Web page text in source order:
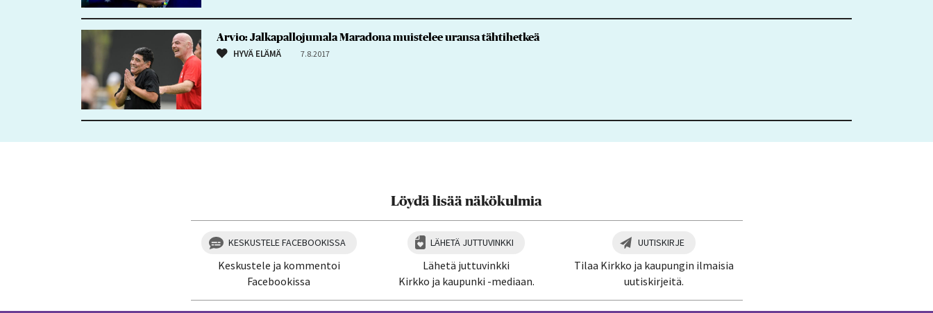
Arvio: Jalkapallojumala Maradona muistelee uransa tähtihetkeä
HYVÄ ELÄMÄ 7.8.2017
Löydä lisää näkökulmia
KESKUSTELE FACEBOOKISSA
Keskustele ja kommentoi
Facebookissa
LÄHETÄ JUTTUVINKKI
Lähetä juttuvinkki
Kirkko ja kaupunki -mediaan.
UUTISKIRJE
Tilaa Kirkko ja kaupungin ilmaisia
uutiskirjeitä.